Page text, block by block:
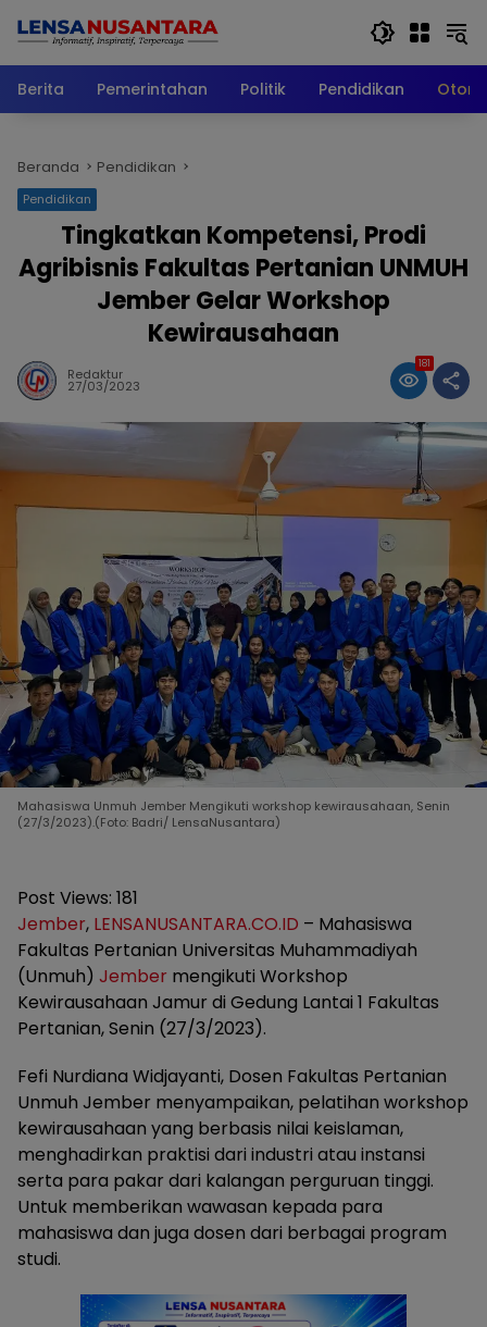
Berita
Pemerintahan Politik Pendidikan
Beranda Pendidikan
Pendidikan
Tingkatkan Kompetensi, Prodi
Agribisnis Fakultas Pertanian UNMUH
Jember Gelar Workshop
Kewirausahaan
Redaktur
27/03/2023
181
Mahasiswa Unmuh Jember Mengikuti workshop kewirausahaan, Senin
(27/3/2023).(Foto: Badri/ LensaNusantara)
Post Views: 181
Jember, LENSANUSANTARA.CO.ID – Mahasiswa
Fakultas Pertanian Universitas Muhammadiyah
(Unmuh) Jember mengikuti Workshop
Kewirausahaan Jamur di Gedung Lantai 1 Fakultas
Pertanian, Senin (27/3/2023).
Fefi Nurdiana Widjayanti, Dosen Fakultas Pertanian
Unmuh Jember menyampaikan, pelatihan workshop
kewirausahaan yang berbasis nilai keislaman,
menghadirkan praktisi dari industri atau instansi
serta para pakar dari kalangan perguruan tinggi.
Untuk memberikan wawasan kepada para
mahasiswa dan juga dosen dari berbagai program
studi.